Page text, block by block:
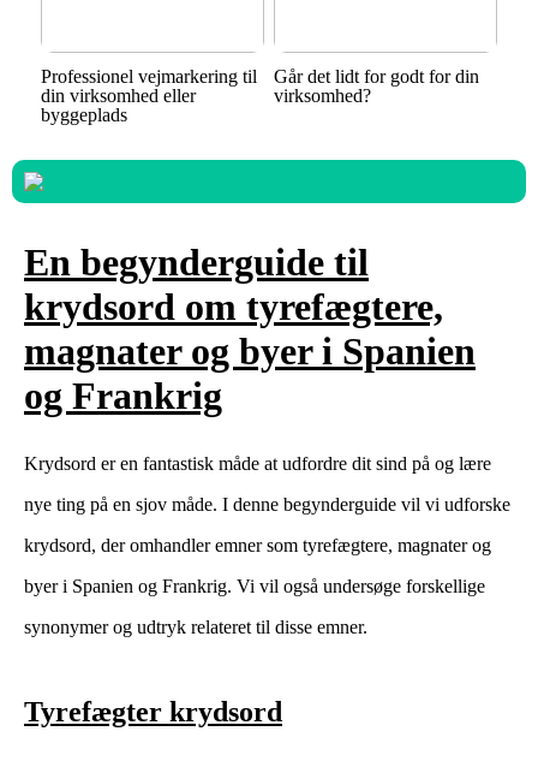
Professionel vejmarkering til
din virksomhed eller
byggeplads
Går det lidt for godt for din
virksomhed?
En begynderguide til
krydsord om tyrefægtere,
magnater og byer i Spanien
og Frankrig
Krydsord er en fantastisk måde at udfordre dit sind på og lære
nye ting på en sjov måde. I denne begynderguide vil vi udforske
krydsord, der omhandler emner som tyrefægtere, magnater og
byer i Spanien og Frankrig. Vi vil også undersøge forskellige
synonymer og udtryk relateret til disse emner.
Tyrefægter krydsord